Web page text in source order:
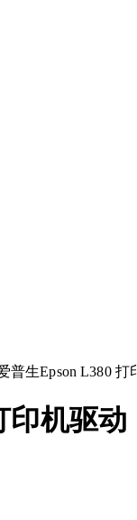
普生Epson L380 打
印机驱动